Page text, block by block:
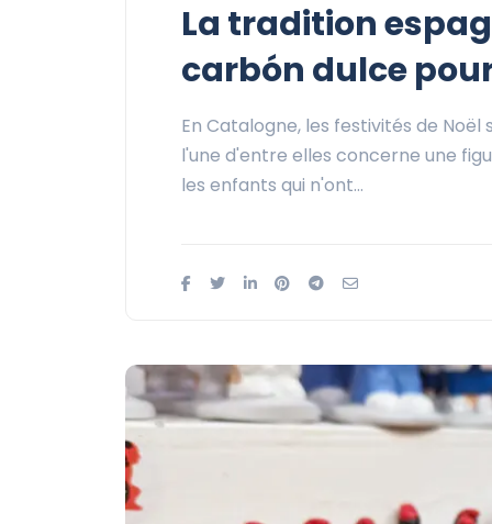
La tradition
carbón dulce
En Catalogne, les festivités de
l'une d'entre elles concerne une
les enfants qui n'ont…